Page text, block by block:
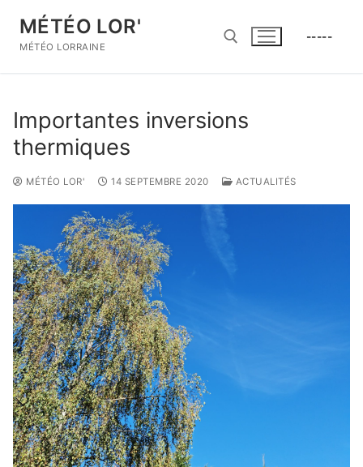
contenu
MÉTÉO LOR'
MÉTÉO LORRAINE
-----
Importantes inversions
thermiques
MÉTÉO LOR' 14 SEPTEMBRE 2020 ACTUALITÉS